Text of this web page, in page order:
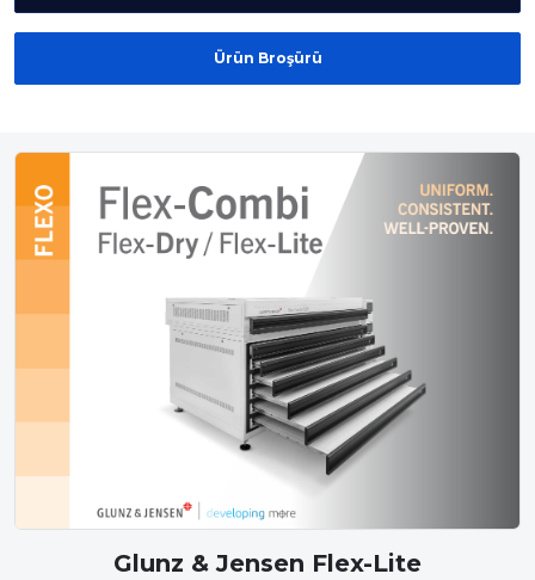
Ürün Broşürü
Glunz & Jensen Flex-Lite